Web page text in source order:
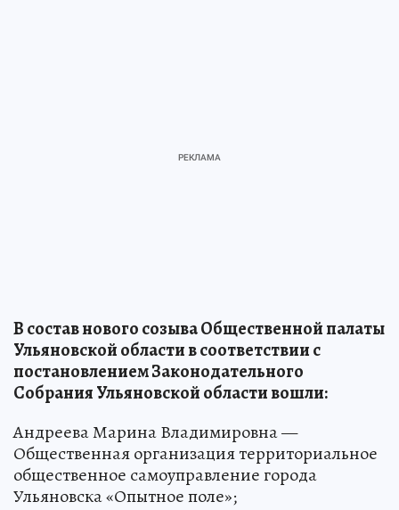
В состав нового созыва Общественной палаты
Ульяновской области в соответствии с
постановлением Законодательного
Собрания Ульяновской области вошли:
Андреева Марина Владимировна —
Общественная организация территориальное
общественное самоуправление города
Ульяновска «Опытное поле»;